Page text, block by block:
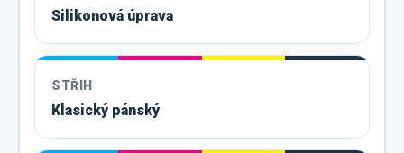
Silikonová úprava
STŘIH
Klasický pánský